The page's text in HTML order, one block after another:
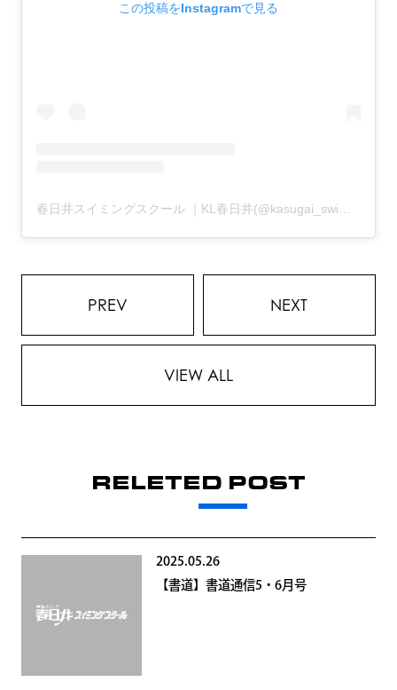
この投稿をInstagramで見る
PREV NEXT
VIEW ALL
RELETED POST
2025.05.26
【書道】書道通信5・6月号